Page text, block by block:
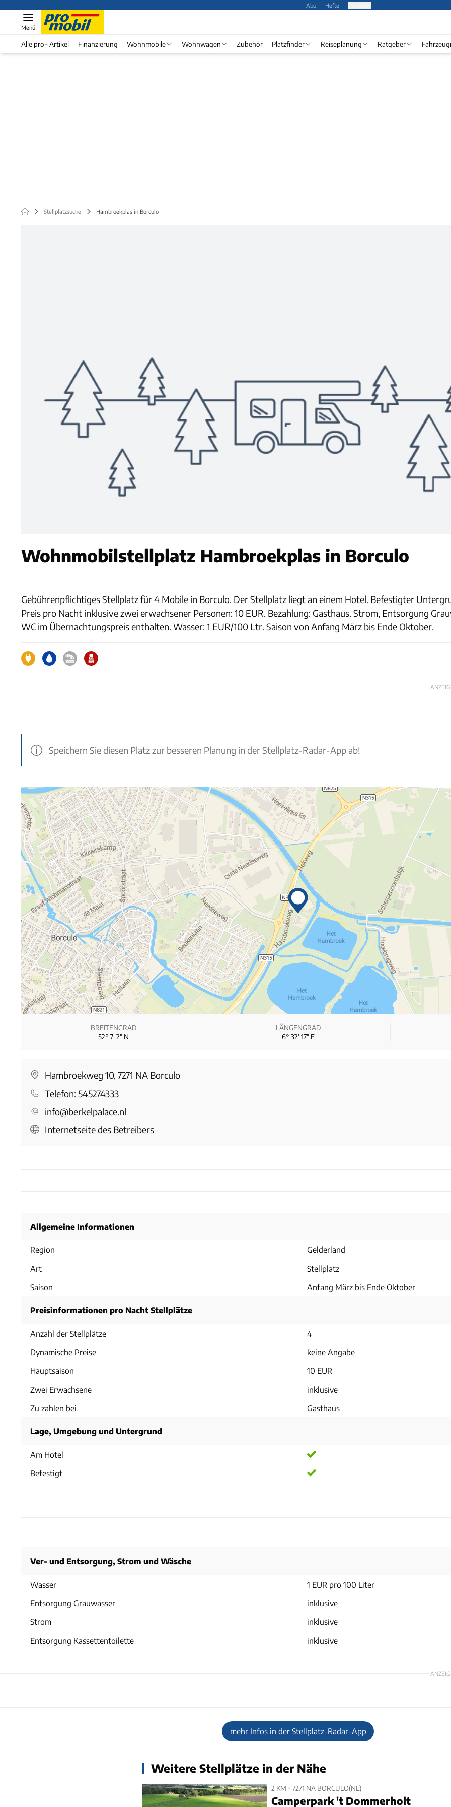
Abo Hefte
Menü
Alle pro+ Artikel Finanzierung Wohnmobile Wohnwagen Zubehör Platzfinder Reiseplanung Ratgeber
Stellplatzsuche Hambroekplas in Borculo
Wohnmobilstellplatz Hambroekplas in Borculo
Gebührenpflichtiges Stellplatz für 4 Mobile in Borculo. Der Stellplatz liegt an einem Hotel. Befestigter
Preis pro Nacht inklusive zwei erwachsener Personen: 10 EUR. Bezahlung: Gasthaus. Strom, Entsorgung
WC im Übernachtungspreis enthalten. Wasser: 1 EUR/100 Ltr. Saison von Anfang März bis Ende Oktober.
Speichern Sie diesen Platz zur besseren Planung in der Stellplatz-Radar-App ab!
BREITENGRAD
52° 7′ 2″ N
LÄNGENGRAD
6° 32′ 17″ E
Hambroekweg 10, 7271 NA Borculo
Telefon:545274333
info@berkelpalace.nl
Internetseite des Betreibers
Allgemeine Informationen
Region
Gelderland
Art
Stellplatz
Saison
Anfang März bis Ende Oktober
Preisinformationen pro Nacht Stellplätze
Anzahl der Stellplätze
4
Dynamische Preise
keine Angabe
Hauptsaison
10 EUR
Zwei Erwachsene
inklusive
Zu zahlen bei
Gasthaus
Lage, Umgebung und Untergrund
Am Hotel
Befestigt
Ver- und Entsorgung, Strom und Wäsche
Wasser
1 EUR pro 100 Liter
Entsorgung Grauwasser
inklusive
Strom
inklusive
Entsorgung Kassettentoilette
inklusive
mehr Infos in der Stellplatz-Radar-App
Weitere Stellplätze in der Nähe
2 KM - 7271 NA BORCULO(NL)
Camperpark 't Dommerholt